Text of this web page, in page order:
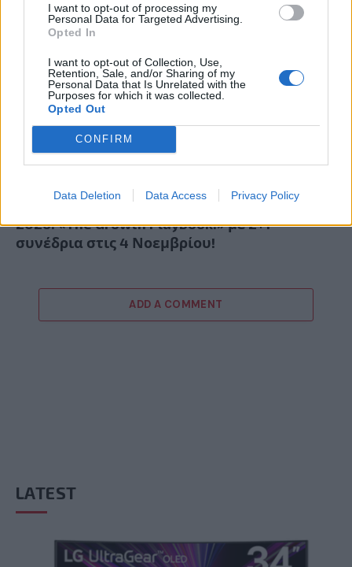
I want to opt-out of processing my
Personal Data for Targeted Advertising.
Opted In
I want to opt-out of Collection, Use,
Retention, Sale, and/or Sharing of my
Personal Data that Is Unrelated with the
Purposes for which it was collected.
Opted Out
CONFIRM
Data Deletion Data Access Privacy Policy
15ο eCommerce & Digital Marketing World
2026: «The Growth Playbook!» με 2+1
συνέδρια στις 4 Νοεμβρίου!
ADD A COMMENT
LATEST